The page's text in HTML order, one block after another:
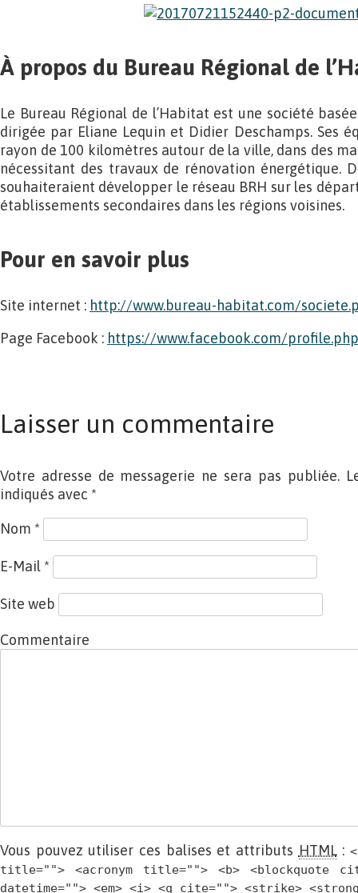
À propos du Bureau Régional de
Le Bureau Régional de l’Habitat est une société
dirigée par Eliane Lequin et Didier Deschamps. Ses
rayon de 100 kilomètres autour de la ville, dans des
nécessitant des travaux de rénovation énergétique.
souhaiteraient développer le réseau BRH sur les
établissements secondaires dans les régions voisines.
Pour en savoir plus
Site internet : http://www.bureau-habitat.com/
Page Facebook : https://www.facebook.com/
Laisser un commentaire
Votre adresse de messagerie ne sera pas publiée.
indiqués avec *
Nom *
E-Mail *
Site web
Commentaire
Vous pouvez utiliser ces balises et attributs HTML:
title=""> <acronym title=""> <b> <blockquote
datetime=""> <em> <i> <q cite=""> <strike>